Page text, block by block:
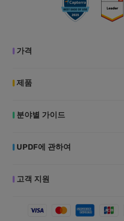
가격
제품
분야별 가이드
UPDF에 관하여
고객 지원